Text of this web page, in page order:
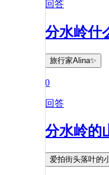
回答
分水岭什
旅行家Alina✨
0
回答
分水岭的
爱拍街头落叶的